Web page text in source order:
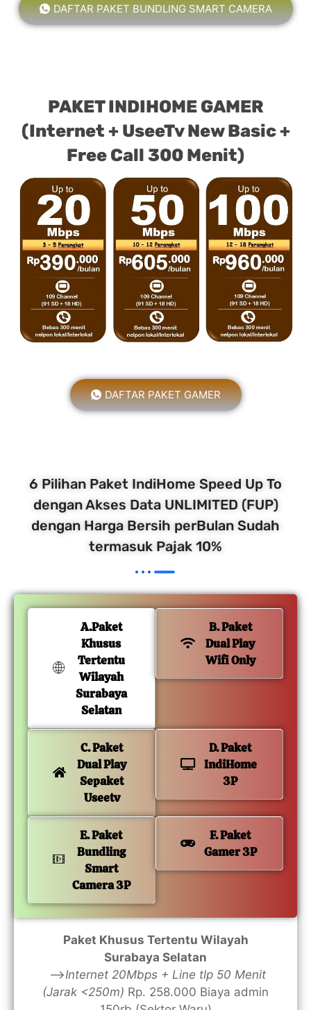
DAFTAR PAKET BUNDLING SMART CAMERA
PAKET INDIHOME GAMER
(Internet + UseeTv New Basic +
Free Call 300 Menit)
DAFTAR PAKET GAMER
6 Pilihan Paket IndiHome Speed Up To
dengan Akses Data UNLIMITED (FUP)
dengan Harga Bersih perBulan Sudah
termasuk Pajak 10%
A.Paket
Khusus
Tertentu
Wilayah
Surabaya
Selatan
B. Paket
Dual Play
Wifi Only
C. Paket
Dual Play
Sepaket
Useetv
D. Paket
IndiHome
3P
E. Paket
Bundling
Smart
Camera 3P
F. Paket
Gamer 3P
Paket Khusus Tertentu Wilayah
Surabaya Selatan
—>Internet 20Mbps + Line tlp 50 Menit
(Jarak <250m) Rp. 258.000 Biaya admin